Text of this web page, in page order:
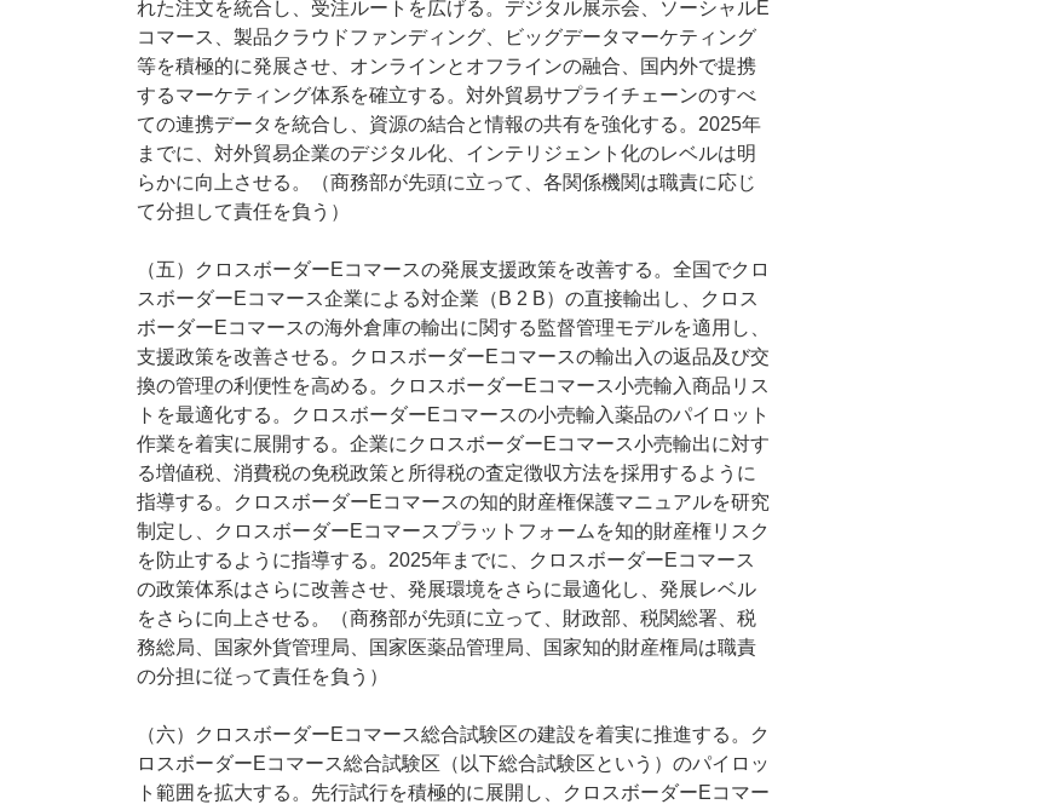
れた注文を統合し、受注ルートを広げる。デジタル展示会、ソーシャルE
コマース、製品クラウドファンディング、ビッグデータマーケティング
等を積極的に発展させ、オンラインとオフラインの融合、国内外で提携
するマーケティング体系を確立する。対外貿易サプライチェーンのすべ
ての連携データを統合し、資源の結合と情報の共有を強化する。2025年
までに、対外貿易企業のデジタル化、インテリジェント化のレベルは明
らかに向上させる。（商務部が先頭に立って、各関係機関は職責に応じ
て分担して責任を負う）
（五）クロスボーダーEコマースの発展支援政策を改善する。全国でクロ
スボーダーEコマース企業による対企業（B 2 B）の直接輸出し、クロス
ボーダーEコマースの海外倉庫の輸出に関する監督管理モデルを適用し、
支援政策を改善させる。クロスボーダーEコマースの輸出入の返品及び交
換の管理の利便性を高める。クロスボーダーEコマース小売輸入商品リス
トを最適化する。クロスボーダーEコマースの小売輸入薬品のパイロット
作業を着実に展開する。企業にクロスボーダーEコマース小売輸出に対す
る増値税、消費税の免税政策と所得税の査定徴収方法を採用するように
指導する。クロスボーダーEコマースの知的財産権保護マニュアルを研究
制定し、クロスボーダーEコマースプラットフォームを知的財産権リスク
を防止するように指導する。2025年までに、クロスボーダーEコマース
の政策体系はさらに改善させ、発展環境をさらに最適化し、発展レベル
をさらに向上させる。（商務部が先頭に立って、財政部、税関総署、税
務総局、国家外貨管理局、国家医薬品管理局、国家知的財産権局は職責
の分担に従って責任を負う）
（六）クロスボーダーEコマース総合試験区の建設を着実に推進する。ク
ロスボーダーEコマース総合試験区（以下総合試験区という）のパイロッ
ト範囲を拡大する。先行試行を積極的に展開し、クロスボーダーEコマー